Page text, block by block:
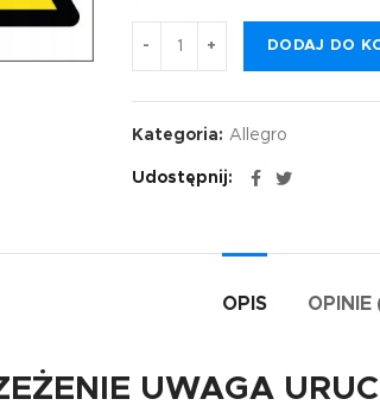
DODAJ DO
Kategoria: Allegro
Udostępnij
OPIS OPINIE
UWAGA